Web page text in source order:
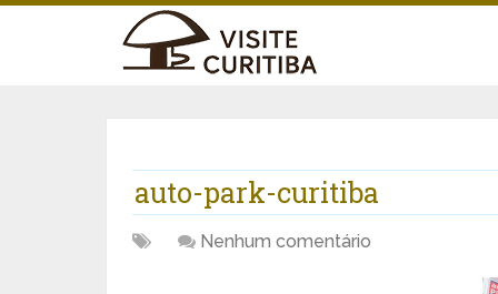
auto-park-curitiba
Nenhum comentário